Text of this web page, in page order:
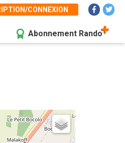
CONNEXION
Abonnement Rando